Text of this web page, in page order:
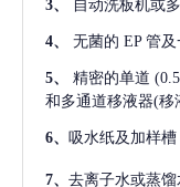
3、 自动洗板机或
4、 无菌的 EP 管
5、 精密的单道
和多通道移液器(移
6、 吸水纸及加样槽
7、 去离子水或蒸馏